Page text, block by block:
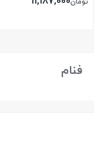
تومان
فنام